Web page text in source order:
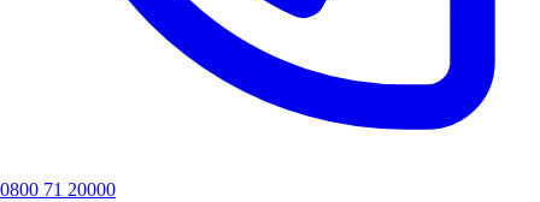
0800 71 20000